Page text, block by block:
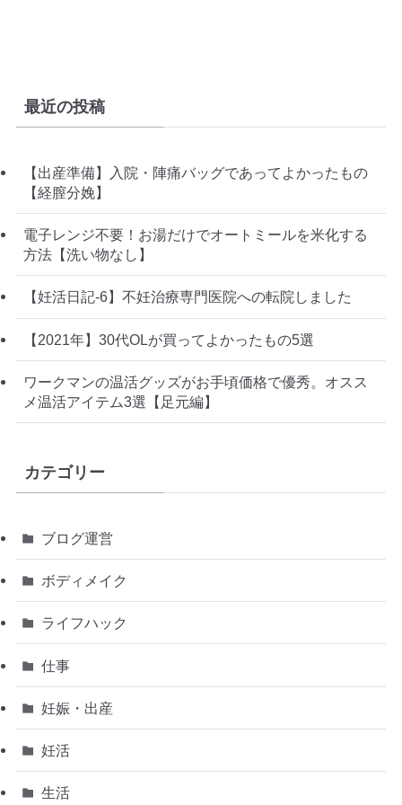
最近の投稿
【出産準備】入院・陣痛バッグであってよかったもの
【経膣分娩】
電子レンジ不要！お湯だけでオートミールを米化する
方法【洗い物なし】
【妊活日記-6】不妊治療専門医院への転院しました
【2021年】30代OLが買ってよかったもの5選
ワークマンの温活グッズがお手頃価格で優秀。オスス
メ温活アイテム3選【足元編】
カテゴリー
ブログ運営
ボディメイク
ライフハック
仕事
妊娠・出産
妊活
生活